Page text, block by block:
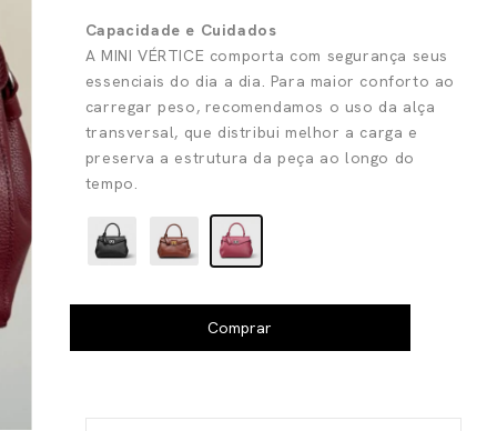
Capacidade e Cuidados
A MINI VÉRTICE comporta com segurança seus
essenciais do dia a dia. Para maior conforto ao
carregar peso, recomendamos o uso da alça
transversal, que distribui melhor a carga e
preserva a estrutura da peça ao longo do
tempo.